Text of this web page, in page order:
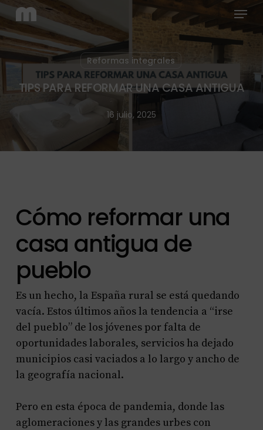
Skip
main
content
Menu
Reformas integrales
TIPS PARA REFORMAR UNA CASA ANTIGUA
16 julio, 2025
Cómo reformar una
casa antigua de
pueblo
Es un hecho, la España rural se está quedando
vacía. Estos últimos años la tendencia a “irse
del pueblo” de los jóvenes por falta de
oportunidades laborales, servicios ha dejado
municipios casi vaciados a lo largo y ancho de
la geografía nacional.
Pero en esta época de pandemia, donde las
aglomeraciones y las grandes urbes con